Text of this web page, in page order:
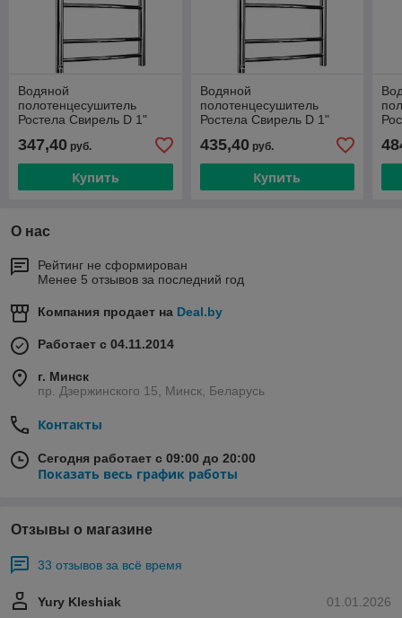
Водяной
полотенцесушитель
Ростела Свирель D 1"
347,40 руб.
Купить
Водяной
полотенцесушитель
Ростела Свирель D 1"
435,40руб.
Купить
О нас
Рейтинг не сформирован
Менее 5 отзывов за последний год
Компания продает на Deal.by
Работает с 04.11.2014
г. Минск
пр. Дзержинского 15, Минск, Беларусь
Контакты
Сегодня работает с 09:00 до 20:00
Показать весь график работы
Отзывы о магазине
33 отзывов за всё время
01.01.2026
Yury Kleshiak